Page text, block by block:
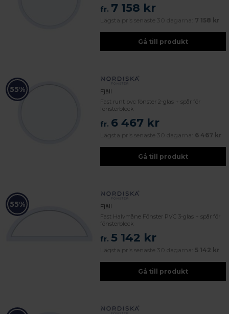
fr. 7 158 kr
Lägsta pris senaste 30 dagarna: 7 158 kr
Gå till produkt
55% Fjäll
Fast runt pvc fönster 2-glas + spår för
fönsterbleck
fr. 6 467 kr
Lägsta pris senaste 30 dagarna: 6 467 kr
Gå till produkt
55% Fjäll
Fast Halvmåne Fönster PVC 3-glas + spår för
fönsterbleck
fr. 5 142 kr
Lägsta pris senaste 30 dagarna: 5 142 kr
Gå till produkt